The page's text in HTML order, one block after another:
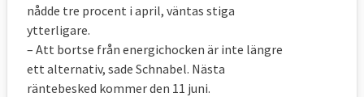
nådde tre procent i april, väntas stiga
ytterligare.
– Att bortse från energichocken är inte längre
ett alternativ, sade Schnabel. Nästa
räntebesked kommer den 11 juni.